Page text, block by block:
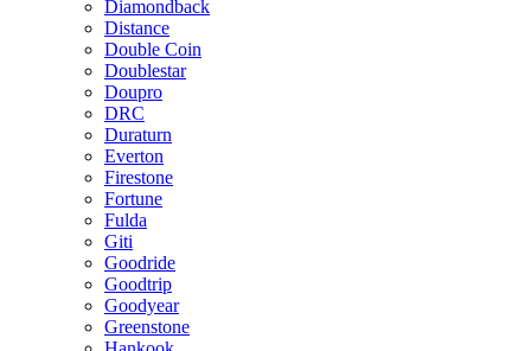
Diamondback
Distance
Double Coin
Doublestar
Doupro
DRC
Duraturn
Everton
Firestone
Fortune
Fulda
Giti
Goodride
Goodtrip
Goodyear
Greenstone